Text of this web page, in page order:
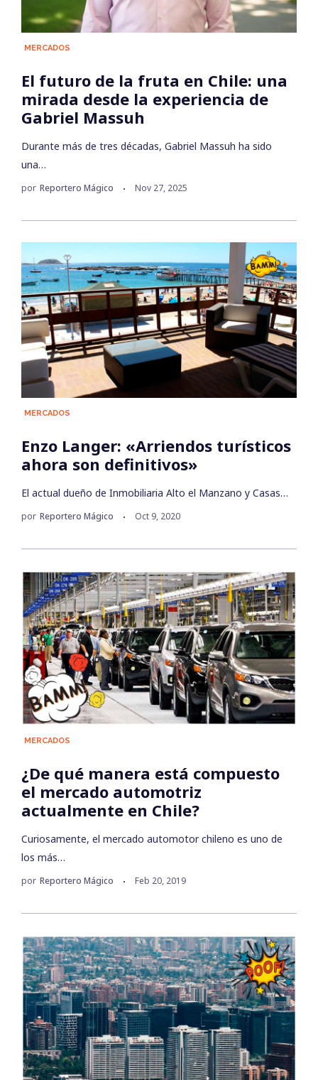
MERCADOS
El futuro de la fruta en Chile: una
mirada desde la experiencia de
Gabriel Massuh
Durante más de tres décadas, Gabriel Massuh ha sido
una…
por Reportero Mágico Nov 27, 2025
MERCADOS
Enzo Langer: «Arriendos turísticos
ahora son definitivos»
El actual dueño de Inmobiliaria Alto el Manzano y Casas…
por Reportero Mágico Oct 9, 2020
MERCADOS
¿De qué manera está compuesto
el mercado automotriz
actualmente en Chile?
Curiosamente, el mercado automotor chileno es uno de
los más…
por Reportero Mágico Feb 20, 2019